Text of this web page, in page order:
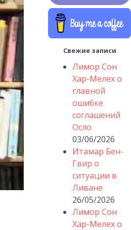
Свежие записи
Лимор Сон
Хар-Мелех о
главной
ошибке
соглашений
Осло
03/06/2026
Итамар Бен-
Гвир о
ситуации в
Ливане
26/05/2026
Лимор Сон
Хар-Мелех о